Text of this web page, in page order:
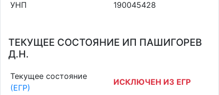
УНП
190045428
ТЕКУЩЕЕ СОСТОЯНИЕ ИП ПАШИГОРЕВ
Д.Н.
Текущее состояние
(ЕГР)
ИСКЛЮЧЕН ИЗ ЕГР